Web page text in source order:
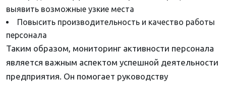
выявить возможные узкие места
Повысить производительность и качество работы
персонала
Таким образом, мониторинг активности персонала
является важным аспектом успешной деятельности
предприятия. Он помогает руководству